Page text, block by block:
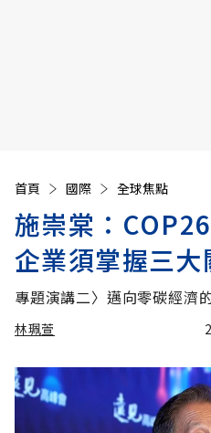
首頁 國際 全球焦點
施崇棠：
企業須掌握三大
專題演講二〉邁向零碳經濟
林珮萱